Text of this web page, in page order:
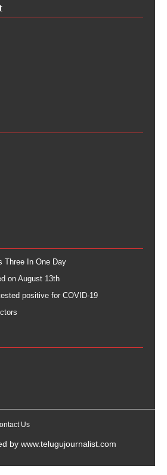
Three In One Day
on August 13th
positive for COVID-19
Us
by www.telugujournalist.com